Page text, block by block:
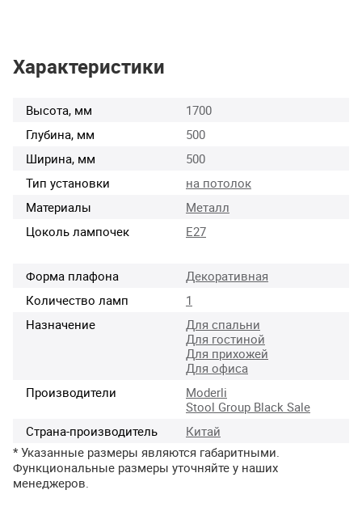
Характеристики
Высота, мм
1700
Глубина, мм
500
Ширина, мм
500
Тип установки
на потолок
Материалы
Металл
Цоколь лампочек
E27
Форма плафона
Декоративная
Количество ламп
1
Назначение
Для спальни
Для гостиной
Для прихожей
Для офиса
Производители
Moderli
Stool Group Black Sale
Страна-производитель
Китай
* Указанные размеры являются габаритными.
Функциональные размеры уточняйте у наших
менеджеров.